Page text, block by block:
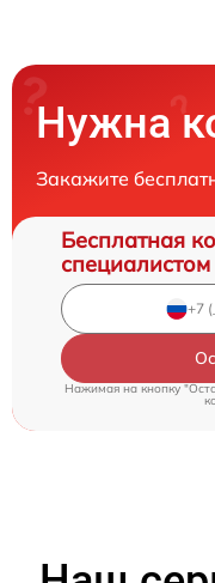
Нужна
Закажите
Бесплатная
специалистом
Нажимая на кнопку